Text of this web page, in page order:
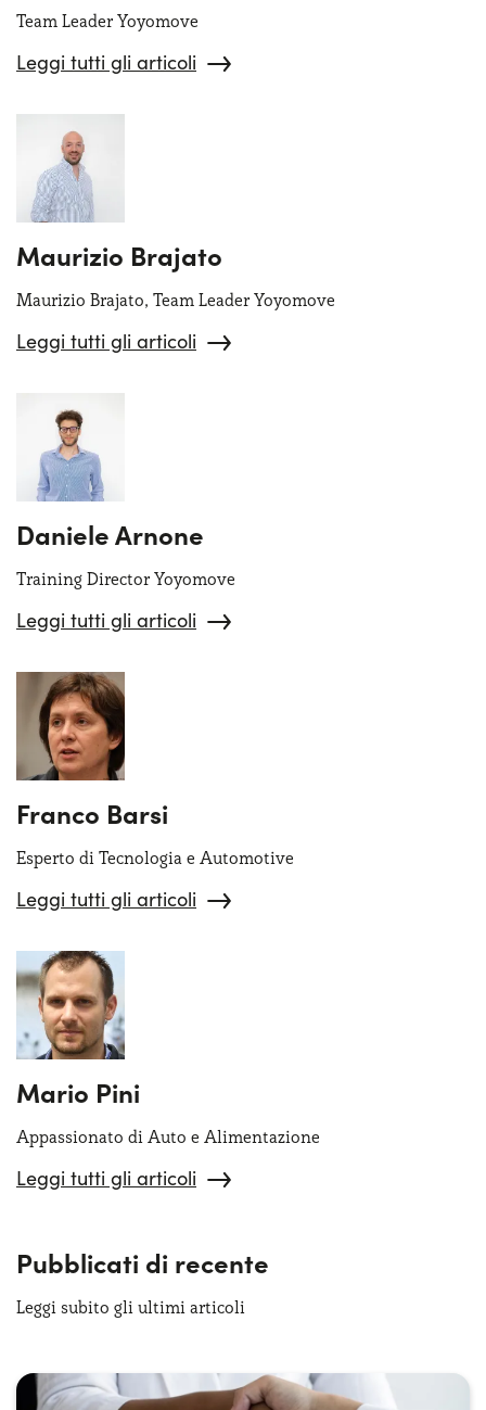
Team Leader Yoyomove
Leggi tutti gli articoli
Maurizio Brajato
Maurizio Brajato, Team Leader Yoyomove
Leggi tutti gli articoli
Daniele Arnone
Training Director Yoyomove
Leggi tutti gli articoli
Franco Barsi
Esperto di Tecnologia e Automotive
Leggi tutti gli articoli
Mario Pini
Appassionato di Auto e Alimentazione
Leggi tutti gli articoli
Pubblicati di recente
Leggi subito gli ultimi articoli